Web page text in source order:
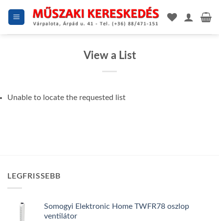
View a List
Unable to locate the requested list
LEGFRISSEBB
Somogyi Elektronic Home TWFR78 oszlop
ventilátor